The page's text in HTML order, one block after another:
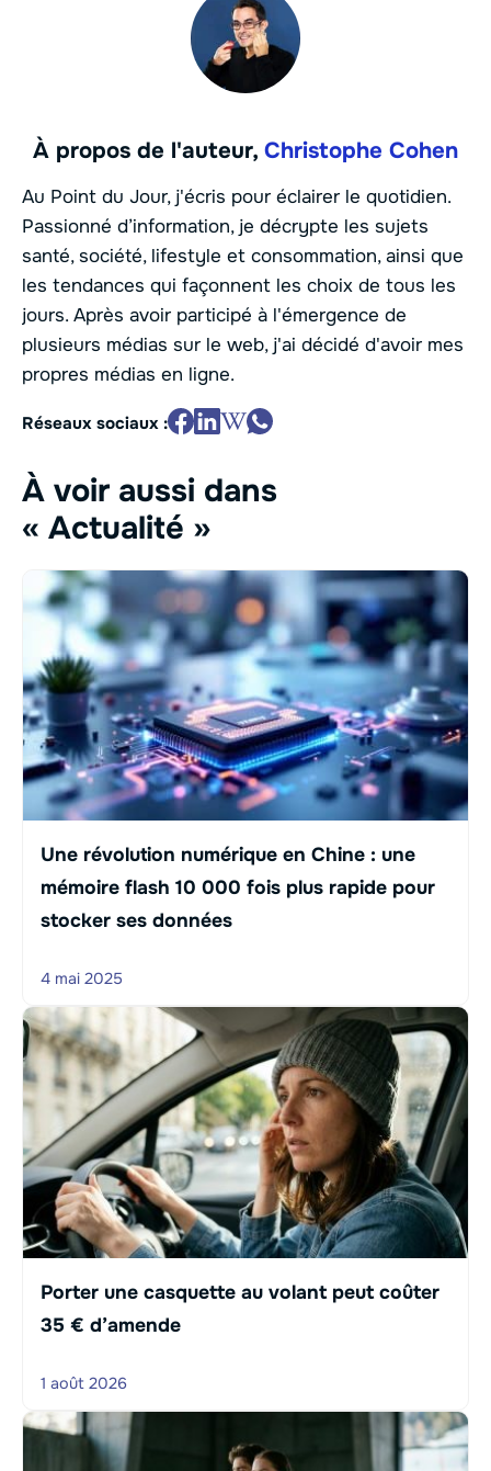
À propos de l'auteur, Christophe Cohen
Au Point du Jour, j'écris pour éclairer le quotidien.
Passionné d’information, je décrypte les sujets
santé, société, lifestyle et consommation, ainsi que
les tendances qui façonnent les choix de tous les
jours. Après avoir participé à l'émergence de
plusieurs médias sur le web, j'ai décidé d'avoir mes
propres médias en ligne.
Réseaux sociaux :
À voir aussi dans
« Actualité »
Une révolution numérique en Chine : une
mémoire flash 10 000 fois plus rapide pour
stocker ses données
4 mai 2025
Porter une casquette au volant peut coûter
35 € d’amende
1 août 2026